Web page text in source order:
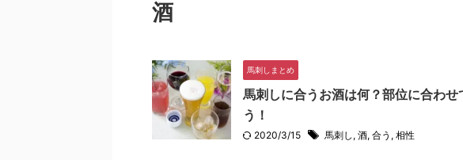
酒
馬刺しまとめ
馬刺しに合うお酒は何？部位に合わ
う！
2020/3/15 馬刺し , 酒, 合う , 相性